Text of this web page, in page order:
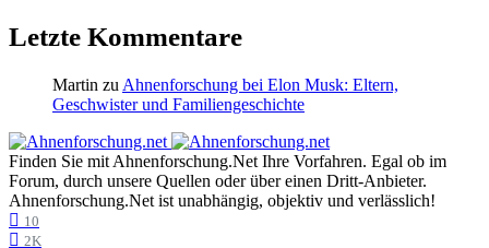
Letzte Kommentare
Martin zu Ahnenforschung bei Elon Musk: Eltern,
Geschwister und Familiengeschichte
Finden Sie mit Ahnenforschung.Net Ihre Vorfahren. Egal ob im
Forum, durch unsere Quellen oder über einen Dritt-Anbieter.
Ahnenforschung.Net ist unabhängig, objektiv und verlässlich!
10
2K